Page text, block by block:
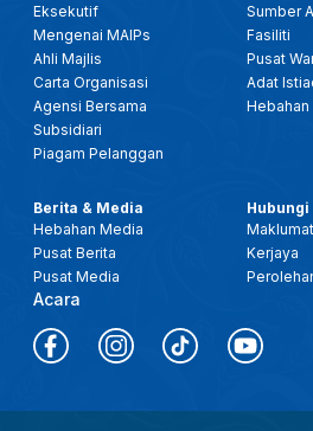
Eksekutif
Mengenai MAIPs
Ahli Majlis
Carta Organisasi
Agensi Bersama
Subsidiari
Piagam Pelanggan
Sumber
Fasiliti
Pusat
Adat
Hebahan
Berita & Media
Hebahan Media
Pusat Berita
Pusat Media
Acara
Hubungi
Kerjaya